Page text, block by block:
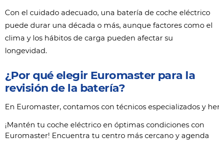
Con el cuidado adecuado, una batería de coche eléctrico
puede durar una década o más, aunque factores como el
clima y los hábitos de carga pueden afectar su
longevidad.
¿Por qué elegir Euromaster para la
revisión de la batería?
En Euromaster, contamos con técnicos especializados y
¡Mantén tu coche eléctrico en óptimas condiciones con
Euromaster! Encuentra tu centro más cercano y agenda